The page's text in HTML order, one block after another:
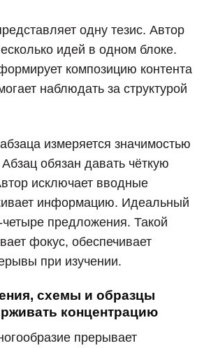
одну тезис. Автор
идей в одном блоке.
композицию контента
наблюдать за структурой
измеряется значимостью
обязан давать чёткую
исключает вводные
информацию. Идеальный
предложения. Такой
фокус, обеспечивает
при изучении.
схемы и образцы
концентрацию
прерывает